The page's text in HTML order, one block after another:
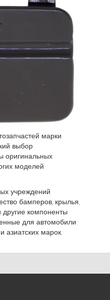
марки
выбор
оригинальных
моделей
учреждений
бамперов, крылья,
компоненты
для автомобили
азиатских марок.